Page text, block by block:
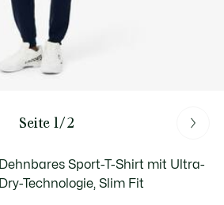
Seite 1/2
Dehnbares Sport-T-Shirt mit Ultra-
Dry-Technologie, Slim Fit